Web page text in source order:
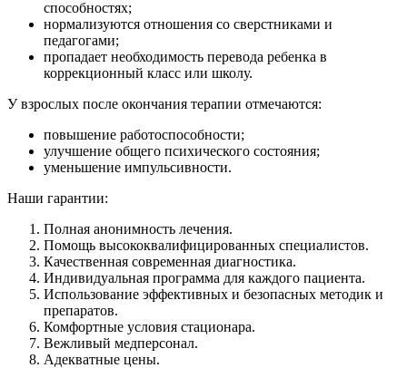
способностях;
нормализуются отношения со сверстниками и
педагогами;
пропадает необходимость перевода ребенка в
коррекционный класс или школу.
У взрослых после окончания терапии отмечаются:
повышение работоспособности;
улучшение общего психического состояния;
уменьшение импульсивности.
Наши гарантии:
Полная анонимность лечения.
Помощь высококвалифицированных специалистов.
Качественная современная диагностика.
Индивидуальная программа для каждого пациента.
Использование эффективных и безопасных методик и
препаратов.
Комфортные условия стационара.
Вежливый медперсонал.
Адекватные цены.